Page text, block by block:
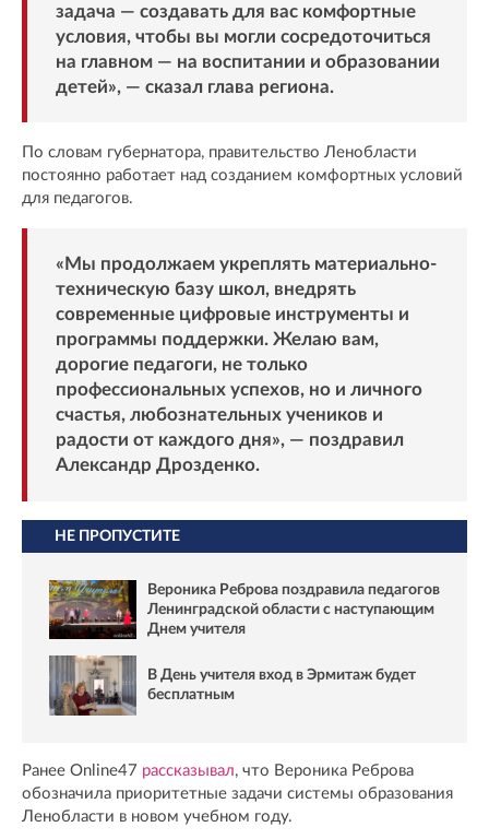
задача — создавать для вас комфортные
условия, чтобы вы могли сосредоточиться
на главном — на воспитании и образовании
детей», — сказал глава региона.
По словам губернатора, правительство Ленобласти
постоянно работает над созданием комфортных условий
для педагогов.
«Мы продолжаем укреплять материально-
техническую базу школ, внедрять
современные цифровые инструменты и
программы поддержки. Желаю вам,
дорогие педагоги, не только
профессиональных успехов, но и личного
счастья, любознательных учеников и
радости от каждого дня», — поздравил
Александр Дрозденко.
НЕ ПРОПУСТИТЕ
Вероника Реброва поздравила педагогов
Ленинградской области с наступающим
Днем учителя
В День учителя вход в Эрмитаж будет
бесплатным
Ранее Online47 рассказывал, что Вероника Реброва
обозначила приоритетные задачи системы образования
Ленобласти в новом учебном году.